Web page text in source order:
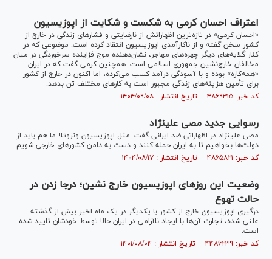
اعتراف احسان کرمی به شکست و شکایت از اپوزیسیون
«احسان کرمی» در تازه‌ترین اظهاراتش از نارضایتی و فشارهای زندگی در خارج از
کشور سخن گفته و از ناکارآمدی اپوزیسیون انتقاد کرده است. موضوعی که در
کنار گلایه‌های دیگر چهره‌های مهاجر، نشان‌دهنده موج فزاینده سرخوردگی در میان
مخالفان خارج‌نشین جمهوری اسلامی است. همچنین کرمی گفت که در ایران
«همه‌کاره» بوده و با آسودگی درآمد کسب می‌کرده، اما اکنون در خارج از کشور
برای تأمین هزینه‌های زندگی مجبور است به کارهای مختلف تن بدهد.
کد خبر: ۴۸۶۹۳۱۵ تاریخ انتشار : ۱۴۰۴/۰۹/۰۸
رسوایی جدید مصی علینژاد
مصی علینژاد در اظهاراتی ضد ایرانی گفت: مثل اپوزیسیون ونزوئلا ما هم باید از
دولت‌ها بخواهیم تا به ایران حمله کنند و دست به دامن کشورهای خارجی شویم.
کد خبر: ۴۸۶۵۸۲۱ تاریخ انتشار : ۱۴۰۴/۰۸/۱۷
وضعیت این روزهای اپوزیسیون خارج نشین؛ درجا زدن در
حالت تهوع
درگیری اپوزیسیون خارج از کشور با یکدیگر در یک ماه اخیر بیش از گذشته
علنی شده، تجارت آن‌ها با ایجاد ناآرامی در ایران حالا توسط خودشان تایید شده
است.
کد خبر: ۴۴۸۶۲۳۹ تاریخ انتشار : ۱۴۰۱/۰۸/۰۴